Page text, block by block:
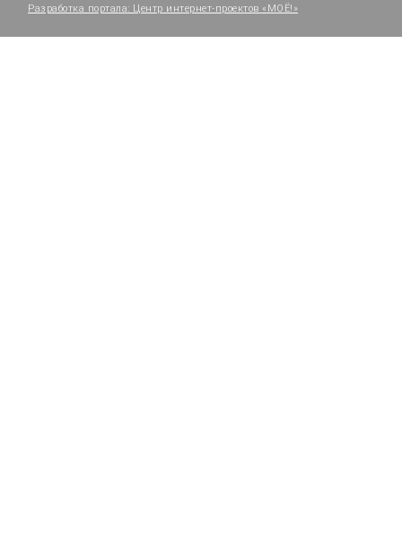
Разработка портала: Центр интернет-проектов «МОЁ!»